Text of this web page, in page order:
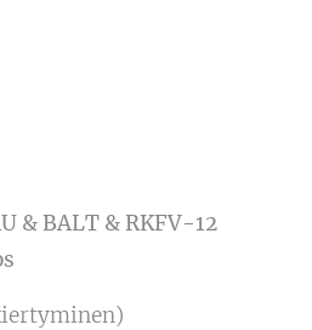
& BALT & RKFV-12